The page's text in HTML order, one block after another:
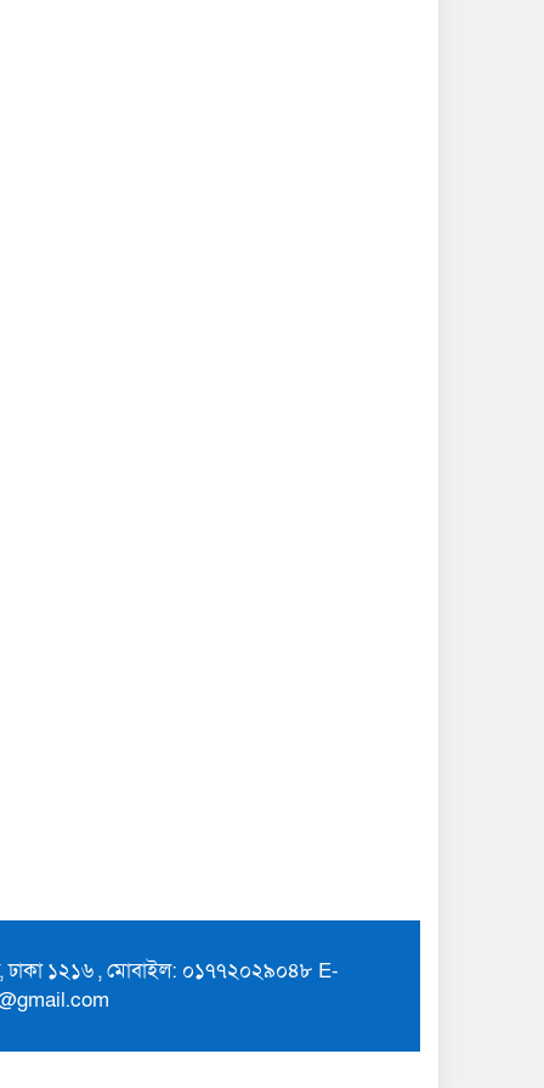
ঢাকা ১২১৬ , মোবাইল: ০১৭৭২০২৯০৪৮ E-